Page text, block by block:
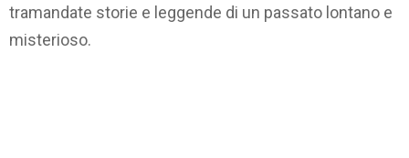
tramandate storie e leggende di un passato lontano e
misterioso.